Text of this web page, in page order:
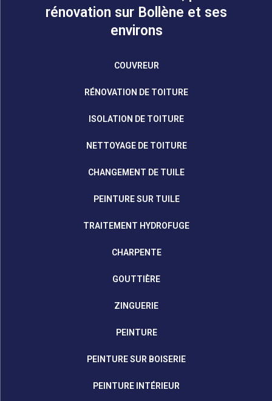
rénovation sur Bollène et ses
environs
COUVREUR
RÉNOVATION DE TOITURE
ISOLATION DE TOITURE
NETTOYAGE DE TOITURE
CHANGEMENT DE TUILE
PEINTURE SUR TUILE
TRAITEMENT HYDROFUGE
CHARPENTE
GOUTTIÈRE
ZINGUERIE
PEINTURE
PEINTURE SUR BOISERIE
PEINTURE INTÉRIEUR